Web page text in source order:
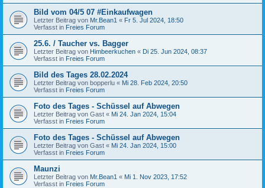
Bild vom 04/5 07 #Einkaufwagen
Letzter Beitrag von Mr.Bean1 « Fr 5. Jul 2024, 18:50
Verfasst in Freies Forum
25.6. / Taucher vs. Bagger
Letzter Beitrag von Himbeerkuchen « Di 25. Jun 2024, 08:37
Verfasst in Freies Forum
Bild des Tages 28.02.2024
Letzter Beitrag von bopperlu « Mi 28. Feb 2024, 20:50
Verfasst in Freies Forum
Foto des Tages - Schüssel auf Abwegen
Letzter Beitrag von Gast « Mi 24. Jan 2024, 15:04
Verfasst in Freies Forum
Foto des Tages - Schüssel auf Abwegen
Letzter Beitrag von Gast « Mi 24. Jan 2024, 15:00
Verfasst in Freies Forum
Maunzi
Letzter Beitrag von Mr.Bean1 « Mi 1. Nov 2023, 17:52
Verfasst in Freies Forum